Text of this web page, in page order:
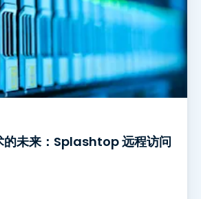
的未来：Splashtop 远程访问